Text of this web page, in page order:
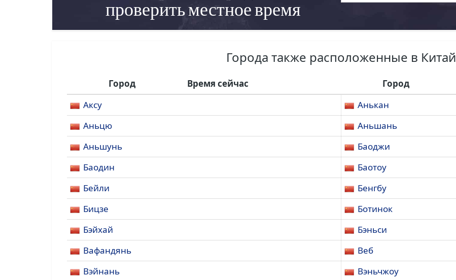
проверить местное время
Города также расположенные в Китай
Город Время сейчас Город
Аксу Анькан
Аньцю Аньшань
Аньшунь Баоджи
Баодин Баотоу
Бейли Бенгбу
Бицзе Ботинок
Бэйхай Бэньси
Вафандянь Веб
Вэйнань Вэньчжоу